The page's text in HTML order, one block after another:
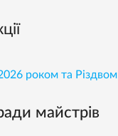
роком та
майстрів